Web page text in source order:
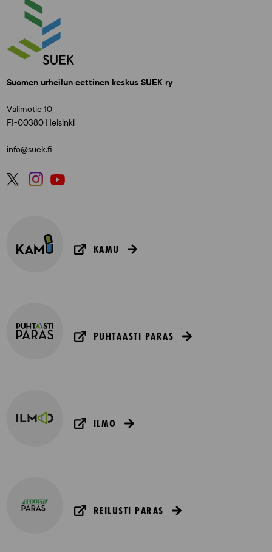
Suomen urheilun eettinen keskus SUEK ry
Valimotie 10
FI-00380 Helsinki
info@suek.fi
KAMU
PUHTAASTI PARAS
ILMO
REILUSTI PARAS